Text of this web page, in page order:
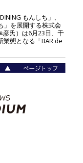
もんしち」、
」を展開する株式会
氏）は6月23日、千
態となる「BAR de